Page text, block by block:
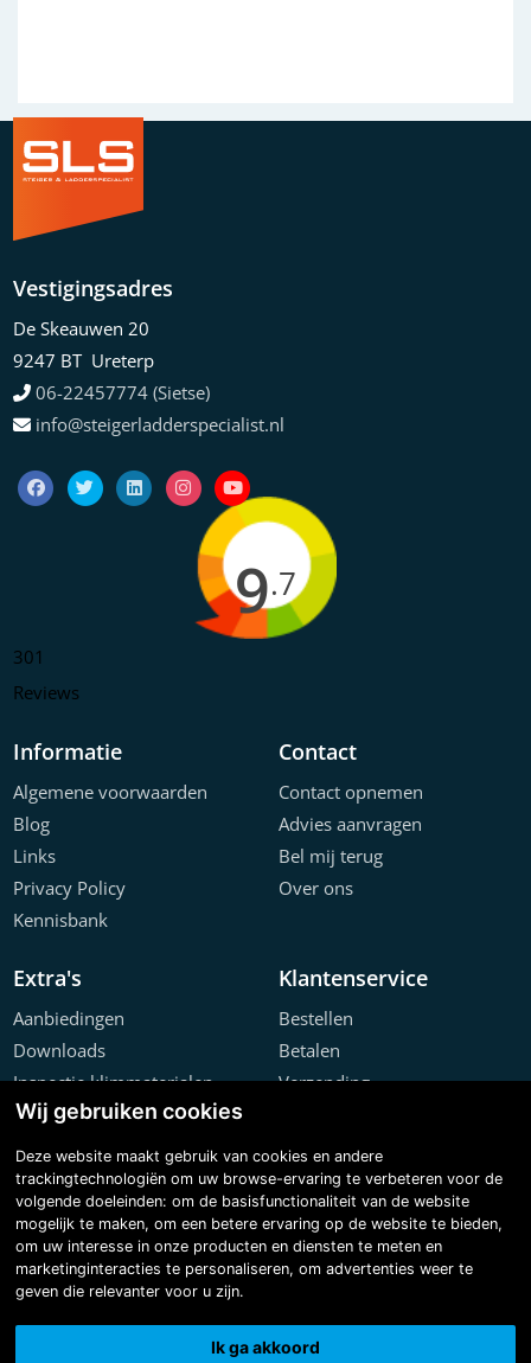
Vestigingsadres
De Skeauwen 20
9247 BT Ureterp
06-22457774 (Sietse)
info@steigerladderspecialist.nl
9.7
301
Reviews
Informatie
Algemene voorwaarden
Blog
Links
Privacy Policy
Kennisbank
Contact
Contact opnemen
Advies aanvragen
Bel mij terug
Over ons
Extra's
Aanbiedingen
Downloads
Inspectie klimmaterialen
Offerte configurator
Projecten
Klantenservice
Bestellen
Betalen
Verzending
Klachten
| Powered byBO Creator DXP®
Wij gebruiken cookies
Deze website maakt gebruik van cookies en andere
trackingtechnologiën om uw browse-ervaring te verbeteren voor de
volgende doeleinden: om de basisfunctionaliteit van de website
mogelijk te maken, om een betere ervaring op de website te bieden,
om uw interesse in onze producten en diensten te meten en
marketinginteracties te personaliseren, om advertenties weer te
geven die relevanter voor u zijn.
Ik ga akkoord